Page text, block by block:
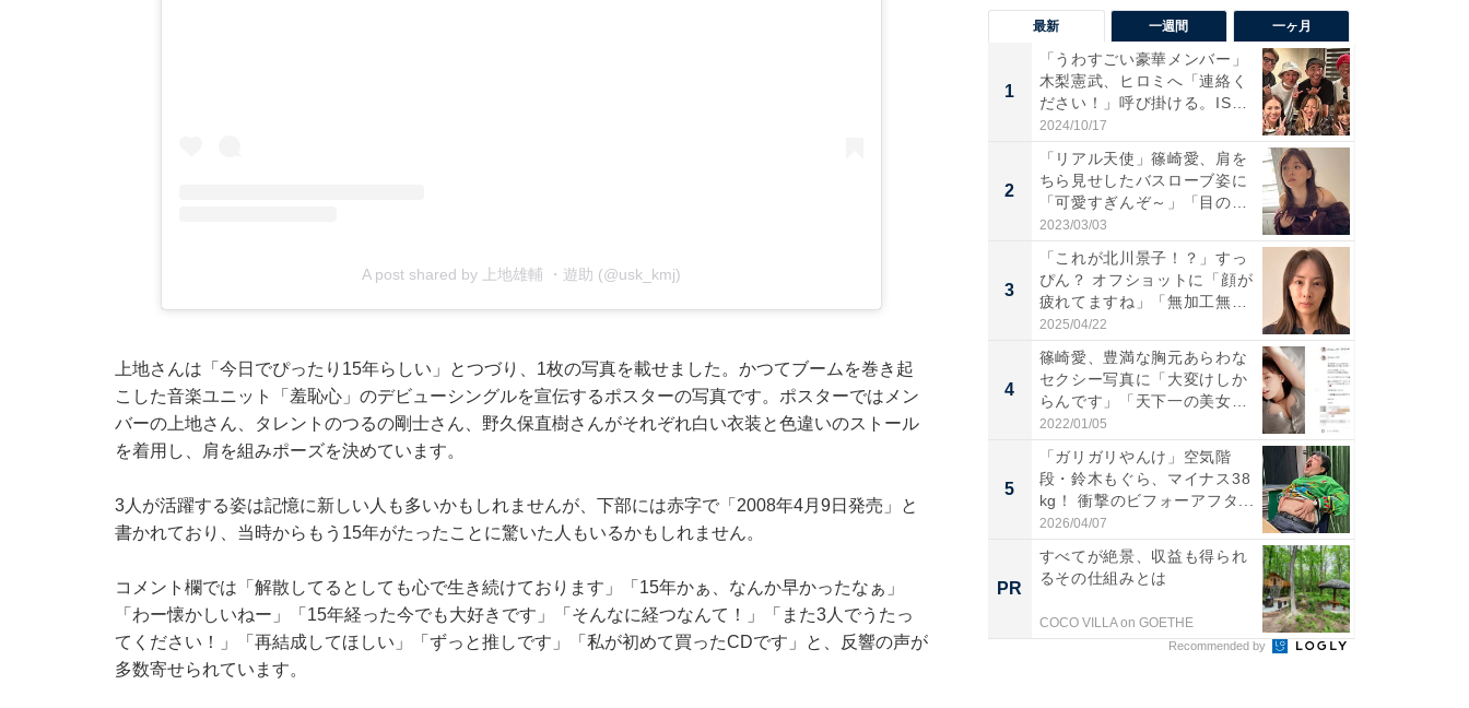
A post shared by 上地雄輔 ・遊助 (@usk_kmj)
上地さんは「今日でぴったり15年らしい」とつづり、1枚の写真を載せました。かつてブームを巻き起
こした音楽ユニット「羞恥心」のデビューシングルを宣伝するポスターの写真です。ポスターではメン
バーの上地さん、タレントのつるの剛士さん、野久保直樹さんがそれぞれ白い衣装と色違いのストール
を着用し、肩を組みポーズを決めています。
3人が活躍する姿は記憶に新しい人も多いかもしれませんが、下部には赤字で「2008年4月9日発売」と
書かれており、当時からもう15年がたったことに驚いた人もいるかもしれません。
コメント欄では「解散してるとしても心で生き続けております」「15年かぁ、なんか早かったなぁ」
「わー懐かしいねー」「15年経った今でも大好きです」「そんなに経つなんて！」「また3人でうたっ
てください！」「再結成してほしい」「ずっと推しです」「私が初めて買ったCDです」と、反響の声が
多数寄せられています。
最新 一週間 一ヶ月
1
「うわすごい豪華メンバー」
木梨憲武、ヒロミへ「連絡く
ださい！」呼び掛ける。IS
S...
2024/10/17
2
「リアル天使」篠崎愛、肩を
ちら見せしたバスローブ姿に
「可愛すぎんぞ～」「目の表
情...
2023/03/03
3
「これが北川景子！？」すっ
ぴん？ オフショットに「顔が
疲れてますね」「無加工無
表...
2025/04/22
4
篠崎愛、豊満な胸元あらわな
セクシー写真に「大変けしか
らんです」「天下一の美女で
す...
2022/01/05
5
「ガリガリやんけ」空気階
段・鈴木もぐら、マイナス38
kg！ 衝撃のビフォーアフタ...
2026/04/07
PR
すべてが絶景、収益も得られ
るその仕組みとは
COCO VILLA on GOETHE
Recommended by